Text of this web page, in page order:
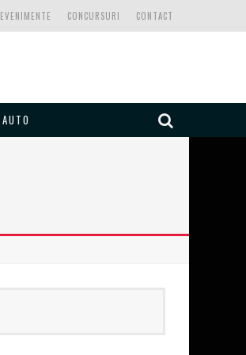
CONTACT
CONCURSURI
EVENIMENTE
AUTO